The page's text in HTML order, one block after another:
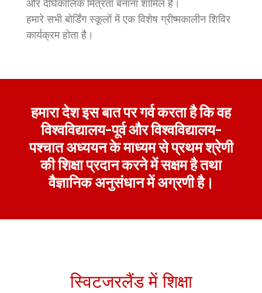
और दीर्घकालिक मित्रता बनाना शामिल है।
हमारे सभी बोर्डिंग स्कूलों में एक विशेष ग्रीष्मकालीन शिविर
कार्यक्रम होता है।
हमारा देश इस बात पर गर्व करता है कि वह
विश्वविद्यालय-पूर्व और विश्वविद्यालय-
पश्चात अध्ययन के माध्यम से प्रथम श्रेणी
की शिक्षा प्रदान करने में सक्षम है तथा
वैज्ञानिक अनुसंधान में अग्रणी है।
स्विटजरलैंड में शिक्षा